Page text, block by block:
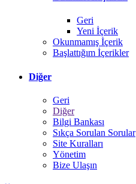
Geri
Yeni İçerik
Okunmamış İçerik
Başlattığım İçerikler
Diğer
Geri
Diğer
Bilgi Bankası
Sıkça Sorulan Sorular
Site Kuralları
Yönetim
Bize Ulaşın